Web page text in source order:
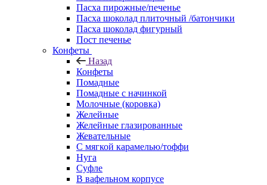
Пасха пирожные/печенье
Пасха шоколад плиточный /батончики
Пасха шоколад фигурный
Пост печенье
Конфеты
Назад
Конфеты
Помадные
Помадные с начинкой
Молочные (коровка)
Желейные
Желейные глазированные
Жевательные
С мягкой карамелью/тоффи
Нуга
Суфле
В вафельном корпусе